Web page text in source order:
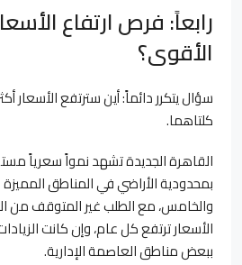
رابعاً: فرص ارتفاع
الأقوى؟
سؤال يتكرر دائماً: أين سترتفع الأسعار
كلتاهما.
القاهرة الجديدة تشهد نمواً سعرياً
بمحدودية الأراضي في المناطق المميزة
والخامس، مع الطلب غير المتوقف من
الأسعار ترتفع كل عام، وإن كانت
ببعض مناطق العاصمة الإدارية.